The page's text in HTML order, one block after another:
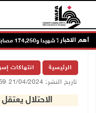
أهم الاخبار
73,386 شهيدا و174,250 مصابا منذ بدء حرب الإبادة على قطاع غزة
الرئيسية انتهاكات
تاريخ النشر: 21/04/2024 08:59 ص
الاحتلال يعتقل 4 مواطنين من